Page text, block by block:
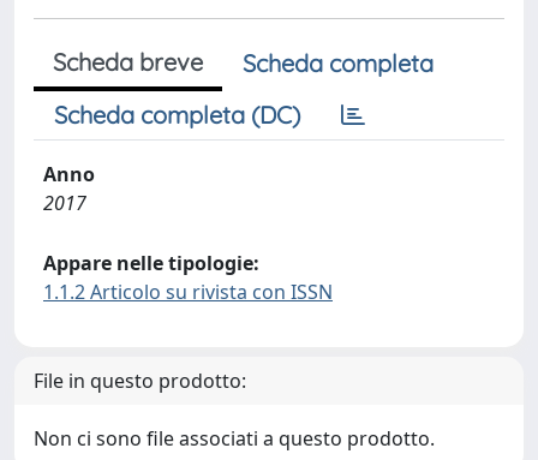
Scheda breve
Scheda completa
Scheda completa (DC)
Anno
2017
Appare nelle tipologie:
1.1.2 Articolo su rivista con ISSN
File in questo prodotto:
Non ci sono file associati a questo prodotto.